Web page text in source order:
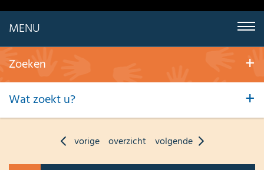
MENU
Zoeken
Wat zoekt u?
vorige overzicht volgende